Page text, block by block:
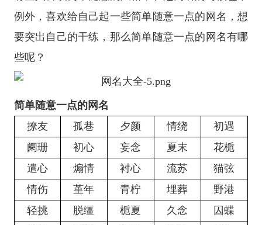
例外，喜欢给自己起一些简单随意一点的网名，想
要突出自己的干练，那么简单随意一点的网名有哪
些呢？
简单随意一点的网名
撩友
孤巷 夕颜 情绕
初遇
阑珊
初心 妄念 夏末
花栀
遣心
煽情 衬心 流苏
猫弦
情伤
堇年 青柠 埋葬
野港
轻挑
脱缰 栀夏 久念
囚蝶